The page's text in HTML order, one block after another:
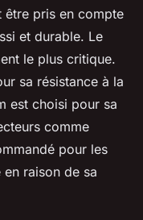
être pris en compte
et durable. Le
le plus critique.
sa résistance à la
est choisi pour sa
comme
pour les
raison de sa